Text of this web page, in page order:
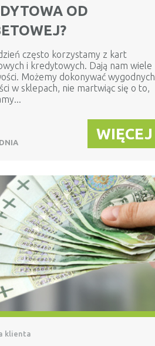
OD
często korzystamy z kart
i kredytowych. Dają nam wiele
Możemy dokonywać wygodnych
w sklepach, nie martwiąc się o to,
WIĘCEJ
klienta